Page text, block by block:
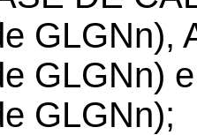
GLGNn),
GLGNn)
GLGNn);